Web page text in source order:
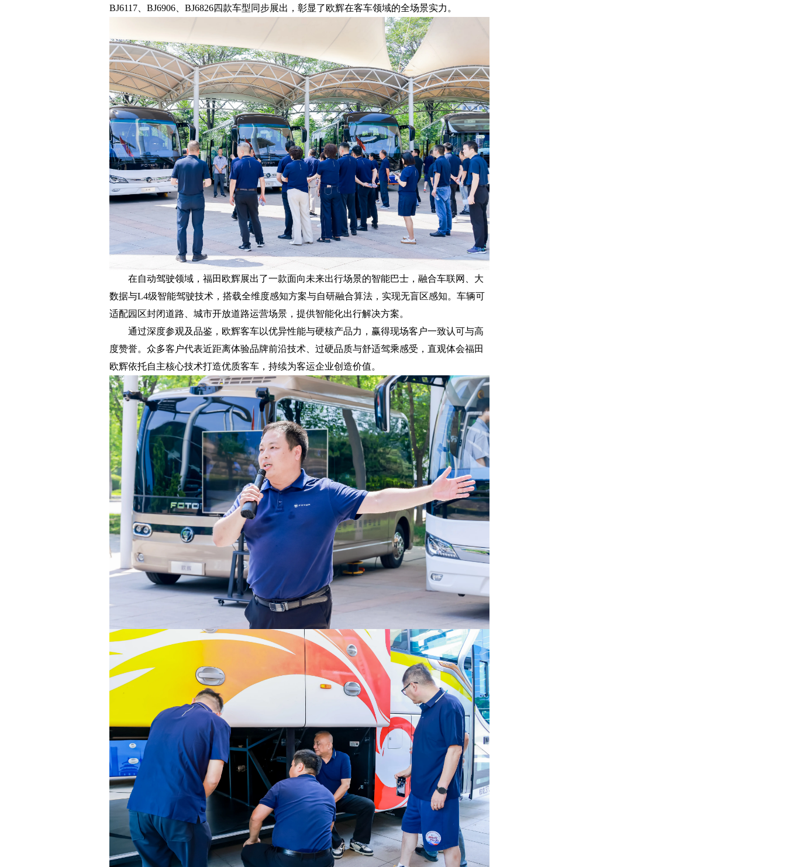
BJ6117、BJ6906、BJ6826四款车型同步展出，彰显了欧辉在客车领域的全场景实力。
在自动驾驶领域，福田欧辉展出了一款面向未来出行场景的智能巴士，融合车联网、大
数据与L4级智能驾驶技术，搭载全维度感知方案与自研融合算法，实现无盲区感知。车辆可
适配园区封闭道路、城市开放道路运营场景，提供智能化出行解决方案。
通过深度参观及品鉴，欧辉客车以优异性能与硬核产品力，赢得现场客户一致认可与高
度赞誉。众多客户代表近距离体验品牌前沿技术、过硬品质与舒适驾乘感受，直观体会福田
欧辉依托自主核心技术打造优质客车，持续为客运企业创造价值。